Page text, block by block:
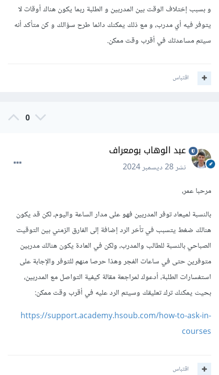
و بسبب إختلاف الوقت بين المدربين و الطلبة ربما يكون هناك أوقات لا
يتوفر فيه أي مدرب، و مع ذلك يمكنك دائما طرح سؤالك و كن متأكد أنه
سيتم مساعدتك في أقرب وقت ممكن.
اقتباس
0
عبد الوهاب بومعراف
نشر28 ديسمبر 2024
مرحبا عمر،
بالنسبة لميعاد توفر المدربين فهو على مدار الساعة واليوم، لكن قد يكون
هنالك ضغط يتسبب في تأخر الرد إضافة إلى الفارق الزمني بين التوقيت
الصباحي بالنسبة للطالب والمدرب، ولكن في العادة يكون هنالك مدربين
متوفرين حتى في ساعات الفجر وهذا حرصا منهم للتوفر والإجابة على
استفسارات الطلبة، أدعوك لمراجعة مقالة كيفية التواصل مع المدربين،
بحيث يمكنك ترك تعليقك وسيتم الرد عليه في أقرب وقت ممكن:
https://support.academy.hsoub.com/how-to-ask-in-
courses
اقتباس